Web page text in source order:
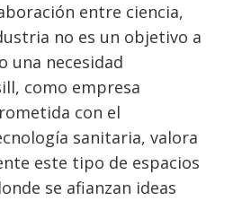
entre ciencia,
no es un objetivo a
una necesidad
como empresa
con el
sanitaria, valora
este tipo de espacios
se afianzan ideas